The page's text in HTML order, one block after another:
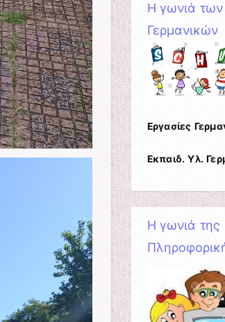
Η γωνιά των
Γερμανικών
Εργασίες
Εκπαιδ. Υλ.
Η γωνιά της